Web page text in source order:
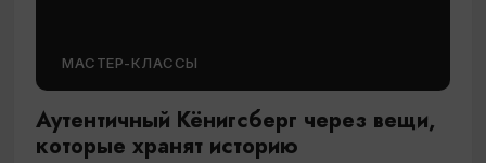
МАСТЕР-КЛАССЫ
Аутентичный Кёнигсберг через вещи,
которые хранят историю